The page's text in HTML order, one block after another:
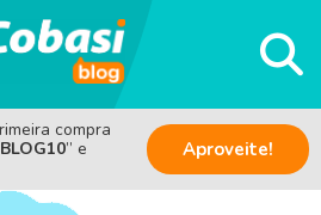
compra
BLOG10” e
Aproveite!